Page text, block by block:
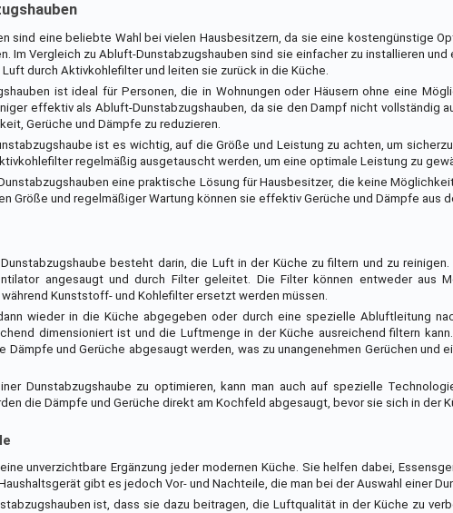
sind eine beliebte Wahl bei vielen Hausbesitzern, da sie eine kostengünstige
Im Vergleich zu Abluft-Dunstabzugshauben sind sie einfacher zu installieren
durch Aktivkohlefilter und leiten sie zurück in die Küche.
ist ideal für Personen, die in Wohnungen oder Häusern ohne eine
effektiv als Abluft-Dunstabzugshauben, da sie den Dampf nicht vollständig
Gerüche und Dämpfe zu reduzieren.
ist es wichtig, auf die Größe und Leistung zu achten, um
regelmäßig ausgetauscht werden, um eine optimale Leistung zu
eine praktische Lösung für Hausbesitzer, die keine
Größe und regelmäßiger Wartung können sie effektiv Gerüche und Dämpfe aus
besteht darin, die Luft in der Küche zu filtern und zu
angesaugt und durch Filter geleitet. Die Filter können entweder aus
Kunststoff- und Kohlefilter ersetzt werden müssen.
wieder in die Küche abgegeben oder durch eine spezielle Abluftleitung
dimensioniert ist und die Luftmenge in der Küche ausreichend filtern
Dämpfe und Gerüche abgesaugt werden, was zu unangenehmen Gerüchen und
Dunstabzugshaube zu optimieren, kann man auch auf spezielle
die Dämpfe und Gerüche direkt am Kochfeld abgesaugt, bevor sie sich in der
unverzichtbare Ergänzung jeder modernen Küche. Sie helfen dabei,
gibt es jedoch Vor- und Nachteile, die man bei der Auswahl einer
ist, dass sie dazu beitragen, die Luftqualität in der Küche zu